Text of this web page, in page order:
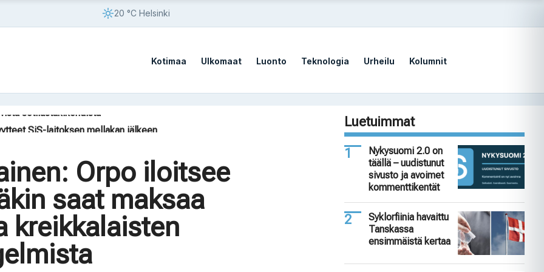
20 °C Helsinki
Kotimaa Ulkomaat Luonto Teknologia Urheilu Kolumnit
SiS-laitoksen mellakan jälkeen
vaatii AfD:n kieltämistä
Kazakstanissa 70 vuoteen
sotilastukikohdista
Orpo iloitsee
saat maksaa
kreikkalaisten
Luetuimmat
Nykysuomi 2.0 on
täällä – uudistunut
sivusto ja avoimet
kommenttikentät
Syklorfiinia havaittu
Tanskassa
ensimmäistä kertaa